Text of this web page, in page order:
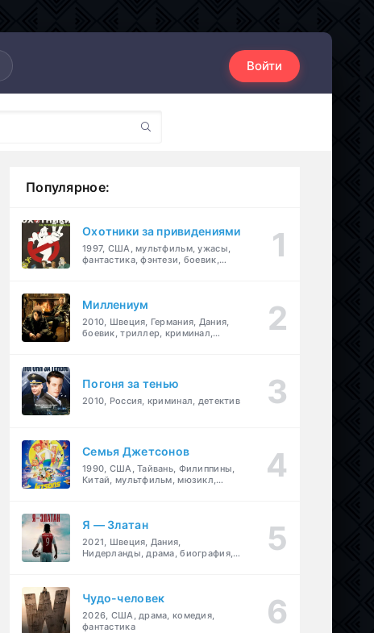
Войти
Популярное:
Охотники за привидениями
1997, США, мультфильм, ужасы,
фантастика, фэнтези, боевик,
Миллениум
2010, Швеция, Германия, Дания,
боевик, триллер, криминал,
Погоня за тенью
2010, Россия, криминал, детектив
Семья Джетсонов
1990, США, Тайвань, Филиппины,
Китай, мультфильм, мюзикл,
Я — Златан
2021, Швеция, Дания,
Нидерланды, драма, биография,
Чудо-человек
2026, США, драма, комедия,
фантастика